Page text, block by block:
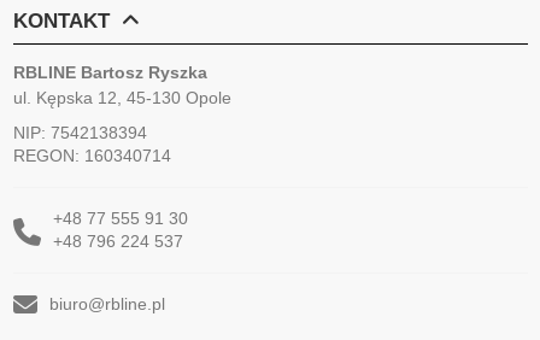
KONTAKT
RBLINE Bartosz Ryszka
ul. Kępska 12, 45-130 Opole
NIP: 7542138394
REGON: 160340714
+48 77 555 91 30
+48 796 224 537
biuro@rbline.pl